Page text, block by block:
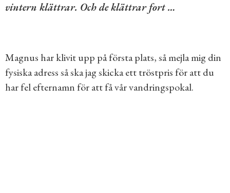
vintern klättrar. Och de klättrar fort …
Magnus har klivit upp på första plats, så mejla mig din
fysiska adress så ska jag skicka ett tröstpris för att du
har fel efternamn för att få vår vandringspokal.